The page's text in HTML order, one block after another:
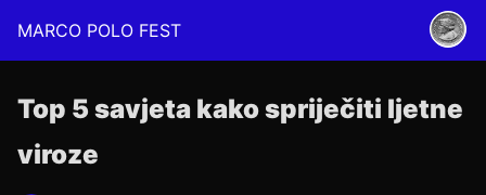
MARCO POLO FEST
Top 5 savjeta kako spriječiti ljetne
viroze